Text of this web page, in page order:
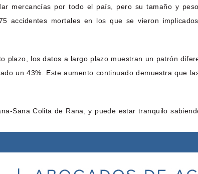
mercancías por todo el país, pero su tamaño y
accidentes mortales en los que se vieron
plazo, los datos a largo plazo muestran un patrón
un 43%. Este aumento continuado demuestra que
Sana Colita de Rana, y puede estar tranquilo